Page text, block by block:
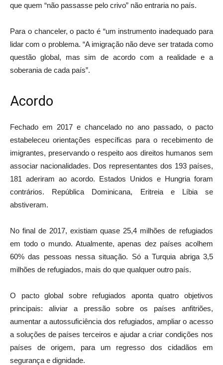
que quem “não passasse pelo crivo” não entraria no país.
Para o chanceler, o pacto é “um instrumento inadequado para
lidar com o problema. “A imigração não deve ser tratada como
questão global, mas sim de acordo com a realidade e a
soberania de cada país”.
Acordo
Fechado em 2017 e chancelado no ano passado, o pacto
estabeleceu orientações específicas para o recebimento de
imigrantes, preservando o respeito aos direitos humanos sem
associar nacionalidades. Dos representantes dos 193 países,
181 aderiram ao acordo. Estados Unidos e Hungria foram
contrários. República Dominicana, Eritreia e Líbia se
abstiveram.
No final de 2017, existiam quase 25,4 milhões de refugiados
em todo o mundo. Atualmente, apenas dez países acolhem
60% das pessoas nessa situação. Só a Turquia abriga 3,5
milhões de refugiados, mais do que qualquer outro país.
O pacto global sobre refugiados aponta quatro objetivos
principais: aliviar a pressão sobre os países anfitriões,
aumentar a autossuficiência dos refugiados, ampliar o acesso
a soluções de países terceiros e ajudar a criar condições nos
países de origem, para um regresso dos cidadãos em
segurança e dignidade.